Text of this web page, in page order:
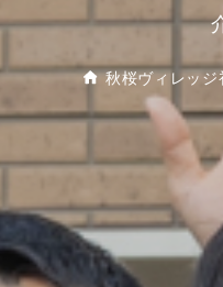
秋桜ヴィレッジ